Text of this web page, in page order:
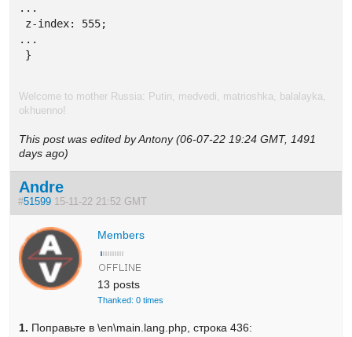
...
z-index: 555;
...
}
Welcome to mother Russia: Putin, medvedi, matrioshka, balalayka,
okhuenno!
This post was edited by Antony (06-07-22 19:24 GMT, 1491
days ago)
Andre
#51599 15-11-22 21:52 GMT
Members
13 posts
Thanked: 0 times
1. Поправьте в \en\main.lang.php, строка 436: